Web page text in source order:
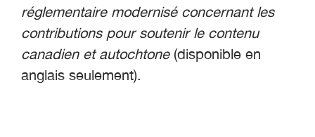
réglementaire modernisé concernant les
contributions pour soutenir le contenu
canadien et autochtone(disponible en
anglais seulement).